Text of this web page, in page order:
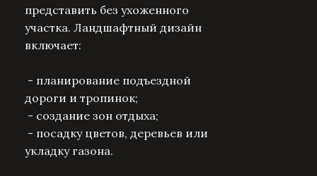
представить без ухоженного
участка. Ландшафтный дизайн
включает:
- планирование подъездной
дороги и тропинок;
- создание зон отдыха;
- посадку цветов, деревьев или
укладку газона.